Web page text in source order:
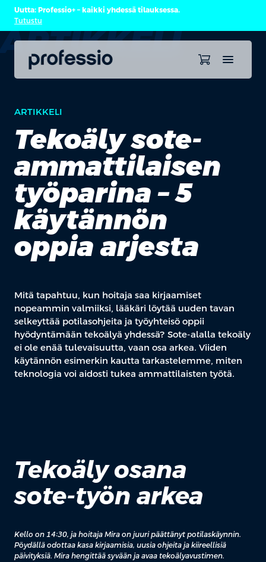
Uutta: Professio+ – kaikki yhdessä tilauksessa.
Tutustu
ARTIKKELI
ARTIKKELI
Tekoäly sote-
ammattilaisen
työparina – 5
käytännön
oppia arjesta
Mitä tapahtuu, kun hoitaja saa kirjaamiset
nopeammin valmiiksi, lääkäri löytää uuden tavan
selkeyttää potilasohjeita ja työyhteisö oppii
hyödyntämään tekoälyä yhdessä? Sote-alalla tekoäly
ei ole enää tulevaisuutta, vaan osa arkea. Viiden
käytännön esimerkin kautta tarkastelemme, miten
teknologia voi aidosti tukea ammattilaisten työtä.
Tekoäly osana
sote-työn arkea
Kello on 14:30, ja hoitaja Mira on juuri päättänyt potilaskäynnin.
Pöydällä odottaa kasa kirjaamisia, uusia ohjeita ja kiireellisiä
päivityksiä. Mira hengittää syvään ja avaa tekoälyavustimen.